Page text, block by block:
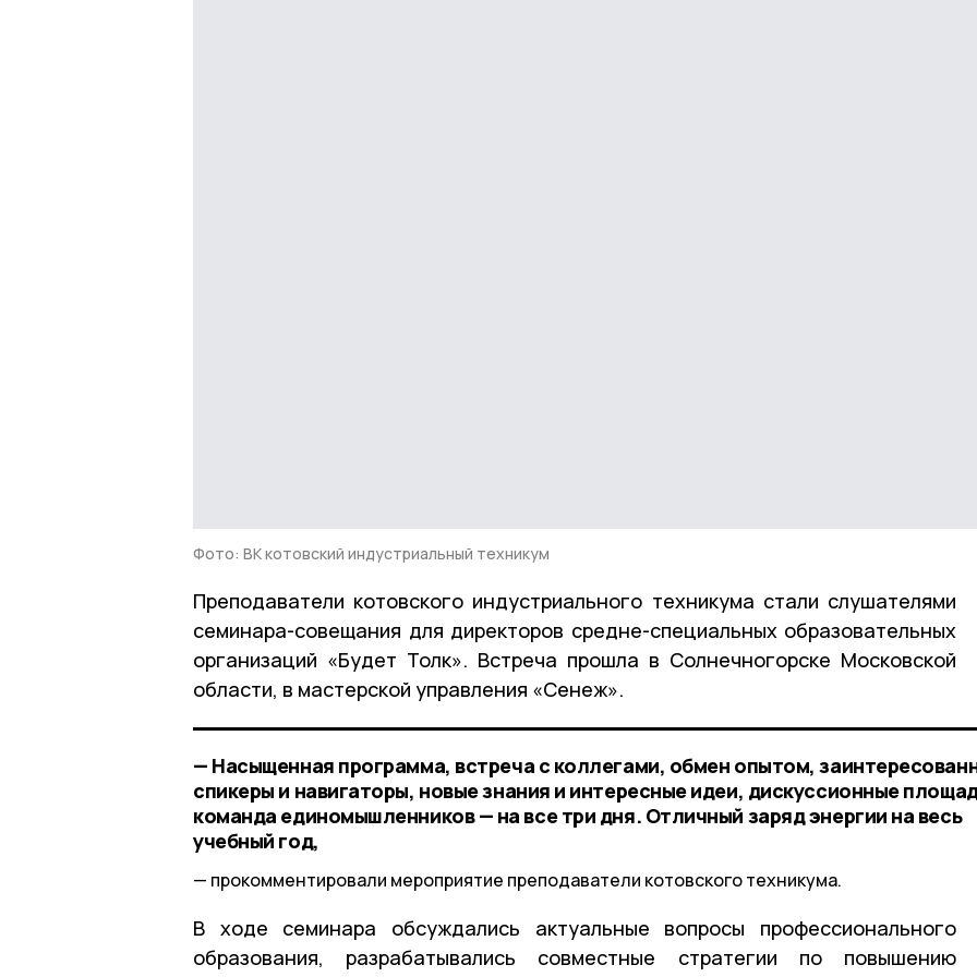
Фото: ВК котовский индустриальный техникум
Преподаватели котовского индустриального техникума стали слушателями
семинара-совещания для директоров средне-специальных образовательных
организаций «Будет Толк». Встреча прошла в Солнечногорске Московской
области, в мастерской управления «Сенеж».
— Насыщенная программа, встреча с коллегами, обмен опытом,
спикеры и навигаторы, новые знания и интересные идеи, дискуссионные
команда единомышленников — на все три дня. Отличный заряд энергии на весь
учебный год,
прокомментировали мероприятие преподаватели котовского техникума.
В ходе семинара обсуждались актуальные вопросы профессионального
образования, разрабатывались совместные стратегии по повышению